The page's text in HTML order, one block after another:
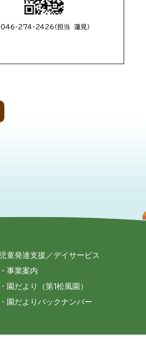
児童発達支援／デイサービス
・事業案内
・園だより（第1松風園）
・園だよりバックナンバー